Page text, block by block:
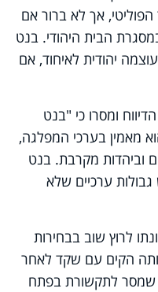
אך לא ברור אם
הבית היהודי. בנט
יהודית לאיחוד, אם
ומסרו כי "בנט
מאמין בערכי המפלגה,
וביהדות מקרבת. בנט
ערכיים שלא
לרוץ שוב בבחירות
הקים עם שקד לאחר
שמסר לתקשורת בפתח